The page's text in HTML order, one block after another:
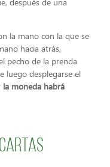
la mano con la que se
hacia atrás,
pecho de la prenda
luego desplegarse el
la moneda habrá
cartas